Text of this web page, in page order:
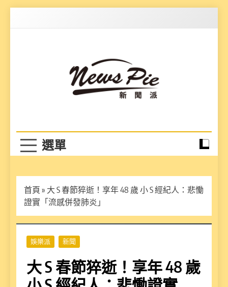
首頁 » 大 S 春節猝逝！享年 48 歲 小 S 經紀人：悲慟
證實「流感併發肺炎」
娛樂派 新聞
大 S 春節猝逝！享年 48 歲